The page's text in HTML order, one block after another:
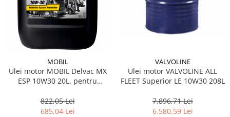
MOBIL
Ulei motor MOBIL Delvac MX
ESP 10W30 20L, pentru
822,05 Lei
685,04 Lei
VALVOLINE
Ulei motor VALVOLINE ALL
FLEET Superior LE 10W30 208L
7.896,71 Lei
6.580,59 Lei